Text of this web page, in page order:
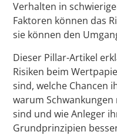
Verhalten in
Faktoren können das
sie können den
Dieser Pillar-Artikel
Risiken beim
sind, welche Chancen
warum
sind und wie Anleger
Grundprinzipien